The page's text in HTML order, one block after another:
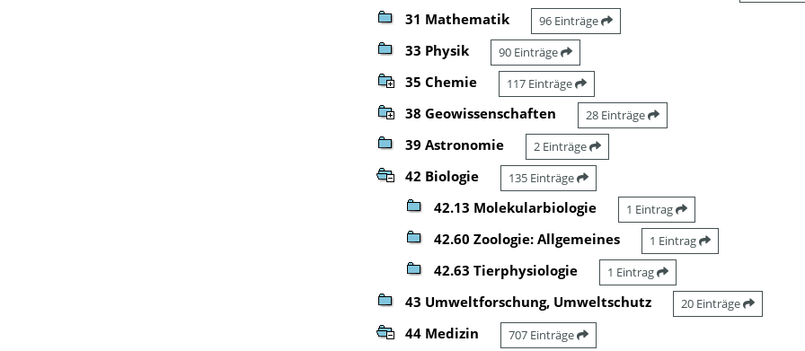
31 Mathematik 96 Einträge
33 Physik 90 Einträge
35 Chemie 117 Einträge
38 Geowissenschaften 28 Einträge
39 Astronomie 2 Einträge
42 Biologie 135 Einträge
42.13 Molekularbiologie 1 Eintrag
42.60 Zoologie: Allgemeines 1 Eintrag
42.63 Tierphysiologie 1 Eintrag
43 Umweltforschung, Umweltschutz 20 Einträge
44 Medizin 707 Einträge